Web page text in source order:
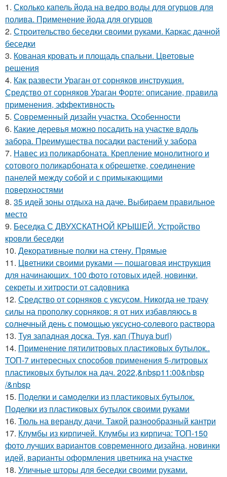
1. Сколько капель йода на ведро воды для огурцов для
полива. Применение йода для огурцов
2. Строительство беседки своими руками. Каркас дачной
беседки
3. Кованая кровать и площадь спальни. Цветовые
решения
4. Как развести Ураган от сорняков инструкция.
Средство от сорняков Ураган Форте: описание, правила
применения, эффективность
5. Современный дизайн участка. Особенности
6. Какие деревья можно посадить на участке вдоль
забора. Преимущества посадки растений у забора
7. Навес из поликарбоната. Крепление монолитного и
сотового поликарбоната к обрешетке, соединение
панелей между собой и с примыкающими
поверхностями
8. 35 идей зоны отдыха на даче. Выбираем правильное
место
9. Беседка С ДВУХСКАТНОЙ КРЫШЕЙ. Устройство
кровли беседки
10. Декоративные полки на стену. Прямые
11. Цветники своими руками — пошаговая инструкция
для начинающих. 100 фото готовых идей, новинки,
секреты и хитрости от садовника
12. Средство от сорняков с уксусом. Никогда не трачу
силы на прополку сорняков: я от них избавляюсь в
солнечный день с помощью уксусно-солевого раствора
13. Туя западная доска. Туя, кап (Thuya burl)
14. Применение пятилитровых пластиковых бутылок..
ТОП-7 интересных способов применения 5-литровых
пластиковых бутылок на дач. 2022,&nbsp11:00&nbsp
/&nbsp
15. Поделки и самоделки из пластиковых бутылок.
Поделки из пластиковых бутылок своими руками
16. Тюль на веранду дачи. Такой разнообразный кантри
17. Клумбы из кирпичей. Клумбы из кирпича: ТОП-150
фото лучших вариантов современного дизайна, новинки
идей, варианты оформления цветника на участке
18. Уличные шторы для беседки своими руками.